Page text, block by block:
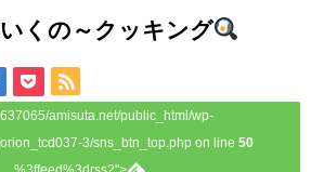
くの～クッキング
amisuta.net/public_html/wp-
3/sns_btn_top.php on line 50